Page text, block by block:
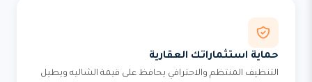
حماية استثماراتك العقارية
التنظيف المنتظم والاحترافي يحافظ على قيمة الشاليه ويطيل